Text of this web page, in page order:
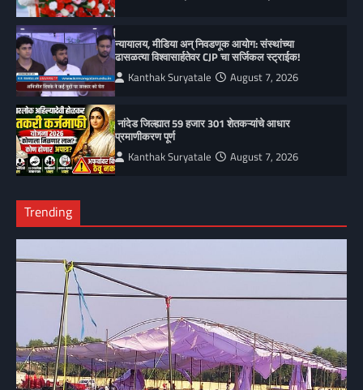
न्यायालय, मीडिया अन् निवडणूक आयोग: संस्थांच्या
ढासळत्या विश्वासार्हतेवर CJP चा सर्जिकल स्ट्राईक!
Kanthak Suryatale August 7, 2026
नांदेड जिल्ह्यात 59 हजार 301 शेतकऱ्यांचे आधार
प्रमाणीकरण पूर्ण
Kanthak Suryatale August 7, 2026
Trending